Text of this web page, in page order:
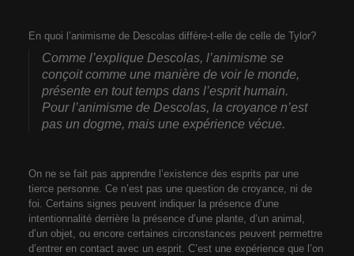
En quoi l’animisme de Descolas diffère-t-elle de celle de Tylor?
Comme l’explique Descolas, l’animisme se
conçoit comme une manière de voir le monde,
présente en tout temps dans l’esprit humain.
Pour l’animisme de Descolas, la croyance n’est
pas un dogme, mais une expérience vécue.
On ne se fait pas apprendre l’existence des esprits par une
tierce personne. Ce n’est pas une question de croyance, ni de
foi. Certains signes peuvent indiquer la présence d’une
intentionnalité derrière la présence d’une plante, d’un animal,
d’un objet, ou encore certaines circonstances peuvent permettre
d’entrer en contact avec un esprit. C’est une expérience que l’on